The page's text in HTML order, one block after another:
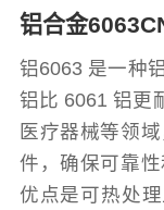
铝合金
铝6063 是一种
铝比 6061 铝更
医疗器械等领
件，确保可靠
优点是可热处